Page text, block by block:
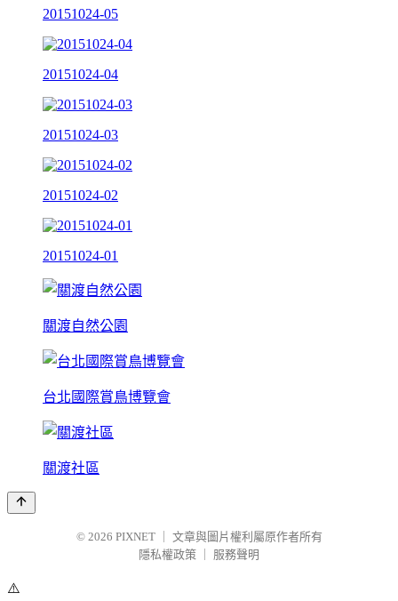
20151024-05
20151024-04
20151024-03
20151024-02
20151024-01
關渡自然公園
台北國際賞鳥博覽會
關渡社區
© 2026 PIXNET
文章與圖片權利屬原作者所有
隱私權政策
服務聲明
⚠️